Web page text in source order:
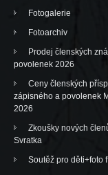
Fotogalerie
Fotoarchiv
Prodej členských
povolenek 2026
Ceny členských
zápisného a povolenek
2026
Zkoušky nových
Svratka
Soutěž pro děti+foto